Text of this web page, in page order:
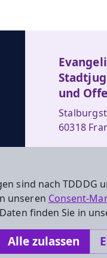
sind nach TDDDG
unseren Consent-
finden Sie in
Alle zulassen
und
60318
069